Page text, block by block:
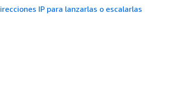
IP para lanzarlas o escalarlas